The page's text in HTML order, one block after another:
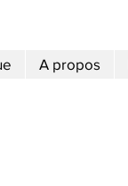
A propos